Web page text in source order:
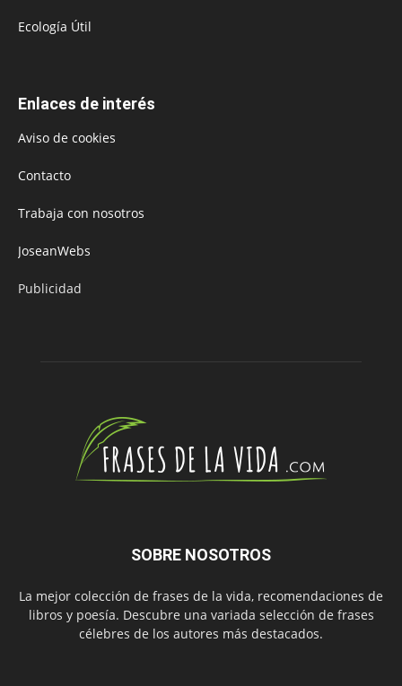
Ecología Útil
Enlaces de interés
Aviso de cookies
Contacto
Trabaja con nosotros
JoseanWebs
Publicidad
SOBRE NOSOTROS
La mejor colección de frases de la vida, recomendaciones de
libros y poesía. Descubre una variada selección de frases
célebres de los autores más destacados.